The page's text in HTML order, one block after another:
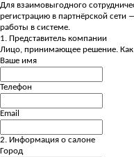
Для взаимовыгодного
регистрацию в партнёрской сети
работы в системе.
1. Представитель компании
Лицо, принимающее решение. Как
Ваше имя
Телефон
Email
2. Информация о салоне
Город